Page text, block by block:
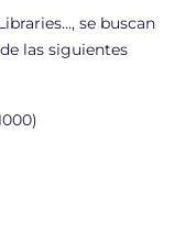
se buscan
las siguientes